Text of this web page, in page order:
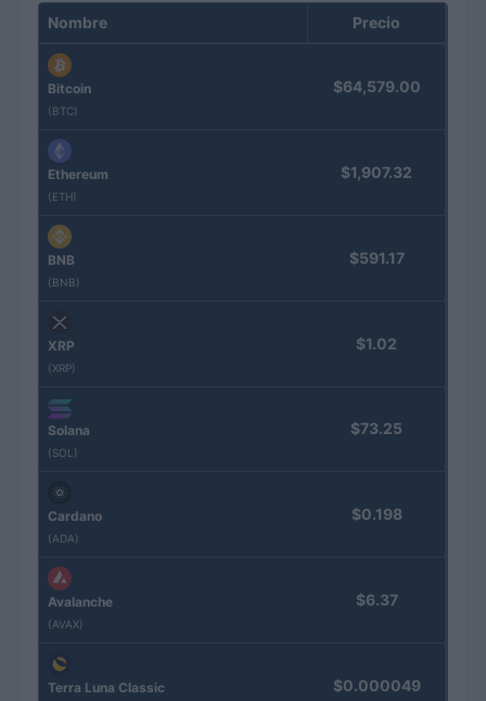
Nombre Precio
Bitcoin
(BTC)
$64,579.00
Ethereum
(ETH)
$1,907.32
BNB
(BNB)
$591.17
XRP
(XRP)
$1.02
Solana
(SOL)
$73.25
Cardano
(ADA)
$0.198
Avalanche
(AVAX)
$6.37
Terra Luna Classic $0.000049